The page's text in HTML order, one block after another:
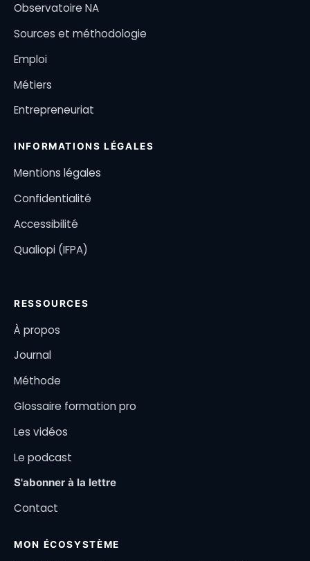
Observatoire NA
Sources et méthodologie
Emploi
Métiers
Entrepreneuriat
INFORMATIONS LÉGALES
Mentions légales
Confidentialité
Accessibilité
Qualiopi (IFPA)
RESSOURCES
À propos
Journal
Méthode
Glossaire formation pro
Les vidéos
Le podcast
S'abonner à la lettre
Contact
MON ÉCOSYSTÈME